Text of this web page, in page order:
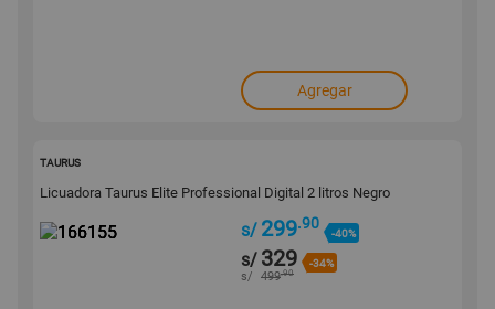
Agregar
TAURUS
Licuadora Taurus Elite Professional Digital 2 litros Negro
s/ 299.90
-40%
s/ 329 -34%
s/ 499.90